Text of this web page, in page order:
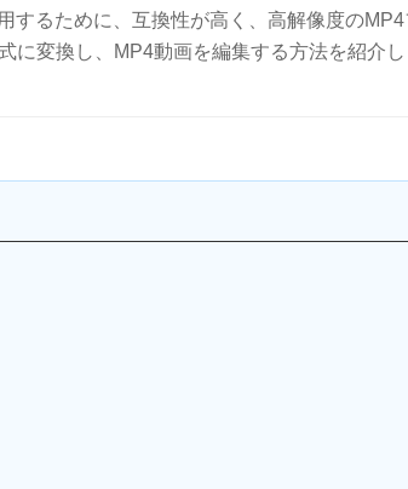
するために、互換性が高く、高解像度のMP4
に変換し、MP4動画を編集する方法を紹介し